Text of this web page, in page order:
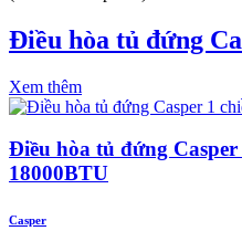
Điều hòa tủ đứng
Xem thêm
Điều hòa tủ đứng
18000BTU
Casper